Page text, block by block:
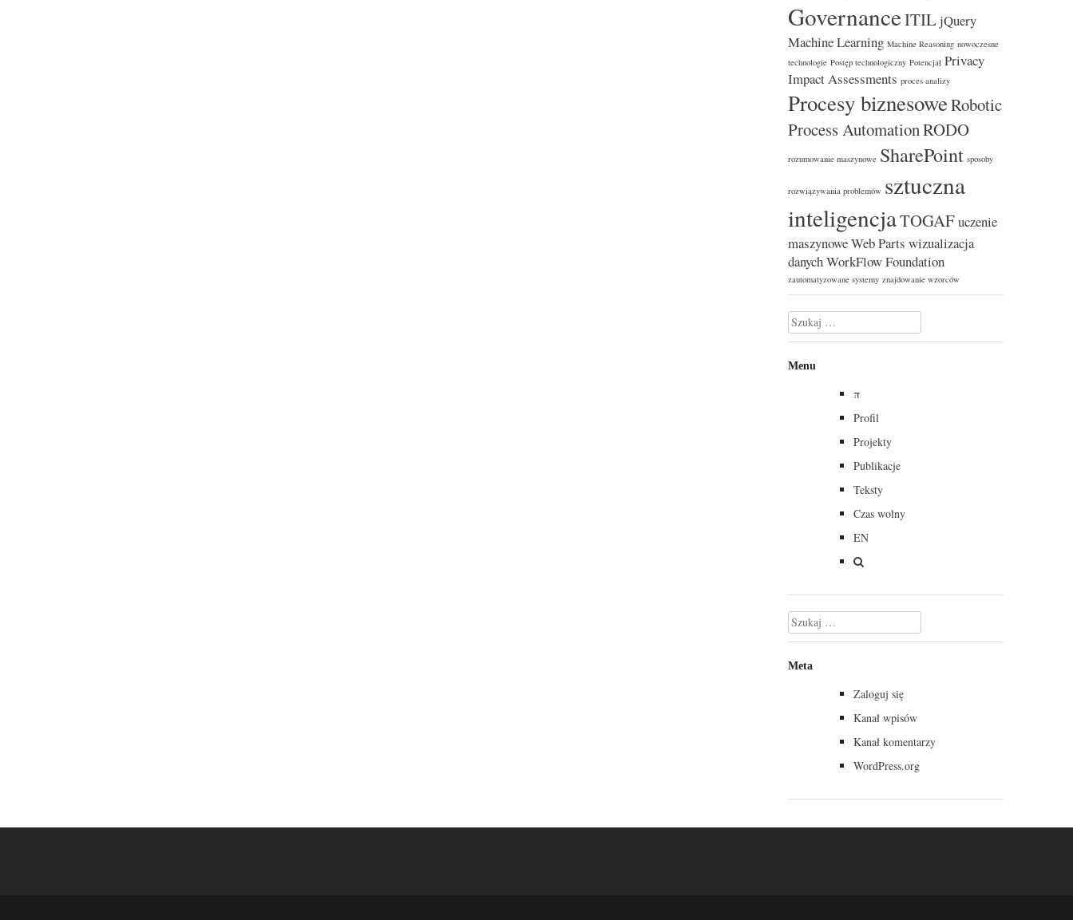
GovernanceITIL jQuery
Machine Learning Machine Reasoning nowoczesne
technologie Postęp technologiczny Potencjał Privacy
Impact Assessments proces analizy
Procesy biznesoweRobotic
Process AutomationRODO
rozumowanie maszynowe SharePoint sposoby
rozwiązywania problemów sztuczna
inteligencjaTOGAFuczenie
maszynoweWeb Parts wizualizacja
danychWorkFlow Foundation
zautomatyzowane systemy znajdowanie wzorców
Szukaj:
Menu
π
Profil
Projekty
Publikacje
Teksty
Czas wolny
EN
Szukaj:
Meta
Zaloguj się
Kanał wpisów
Kanał komentarzy
WordPress.org